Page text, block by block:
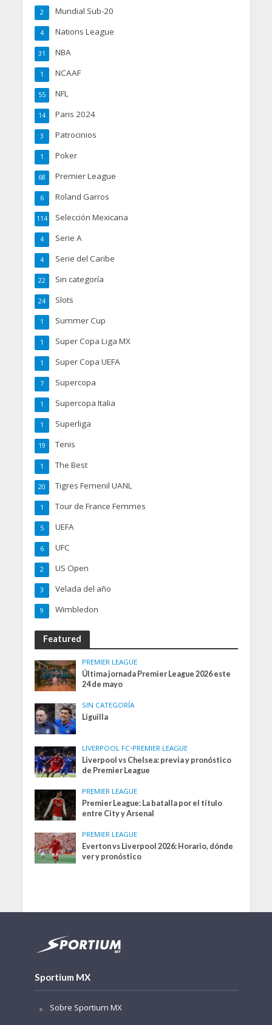
Mundial Sub-20
2
Nations League
4
NBA
31
NCAAF
1
NFL
55
Paris 2024
14
Patrocinios
3
Poker
1
Premier League
68
Roland Garros
6
Selección Mexicana
114
Serie A
4
Serie del Caribe
4
Sin categoría
22
Slots
24
Summer Cup
1
Super Copa Liga MX
1
Super Copa UEFA
1
Supercopa
7
Supercopa Italia
1
Superliga
1
Tenis
19
The Best
1
Tigres Femenil UANL
20
Tour de France Femmes
1
UEFA
5
UFC
6
US Open
2
Velada del año
3
Wimbledon
9
Featured
PREMIER LEAGUE
Última jornada Premier League 2026 este
24 de mayo
SIN CATEGORÍA
Liguilla
LIVERPOOL FC•PREMIER LEAGUE
Liverpool vs Chelsea: previa y pronóstico
de Premier League
PREMIER LEAGUE
Premier League: La batalla por el título
entre City y Arsenal
PREMIER LEAGUE
Everton vs Liverpool 2026: Horario, dónde
ver y pronóstico
Sportium MX
Sobre Sportium MX